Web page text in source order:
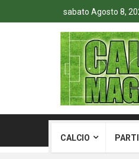
sabato Agosto 8,
CALCIO